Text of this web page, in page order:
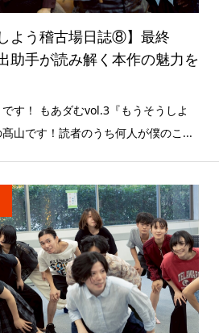
よう稽古場日誌⑧】最終
助手が読み解く本作の魅力を
す！ もあダむvol.3『もうそうしよ
山です！読者のうち何人が僕のこ...